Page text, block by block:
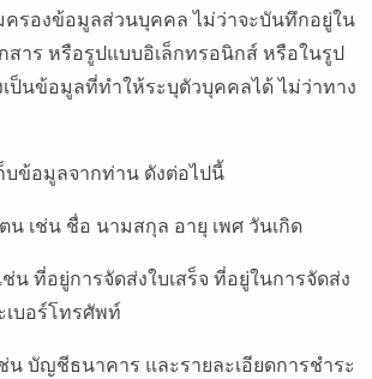
รองข้อมูลส่วนบุคคล ไม่ว่าจะบันทึกอยู่ใน
สาร หรือรูปแบบอิเล็กทรอนิกส์ หรือในรูป
ป็นข้อมูลที่ทำให้ระบุตัวบุคคลได้ ไม่ว่าทาง
บข้อมูลจากท่าน ดังต่อไปนี้
เช่น ชื่อ นามสกุล อายุ เพศ วันเกิด
น ที่อยู่การจัดส่งใบเสร็จ ที่อยู่ในการจัดส่ง
บอร์โทรศัพท์
บัญชีธนาคาร และรายละเอียดการชำระ